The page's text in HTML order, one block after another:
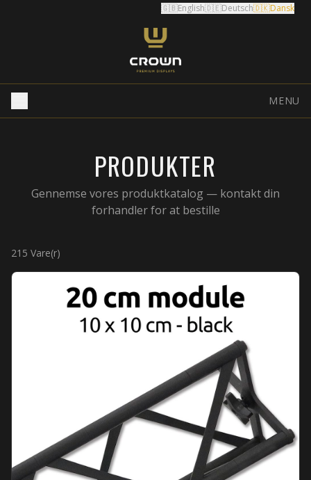
🇬🇧English🇩🇪Deutsch🇩🇰Dansk
MENU
PRODUKTER
Gennemse vores produktkatalog — kontakt din
forhandler for at bestille
215 Vare(r)